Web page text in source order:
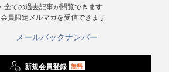
・全ての過去記事が閲覧できます
会員限定メルマガを受信できます
メールバックナンバー
新規会員登録 無料